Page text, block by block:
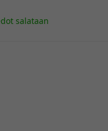
salataan